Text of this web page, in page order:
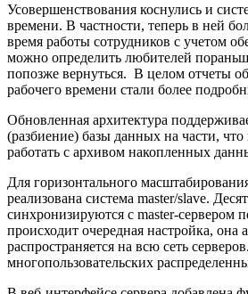
Усовершенствования коснулись и
времени. В частности, теперь в ней
время работы сотрудников с учетом
можно определить любителей
попозже вернуться. В целом отчеты
рабочего времени стали более
Обновленная архитектура
(разбиение) базы данных на части, что
работать с архивом накопленных
Для горизонтального
реализована система master/slave.
синхронизируются с master-сервером
происходит очередная настройка, она
распространяется на всю сеть
многопользовательских